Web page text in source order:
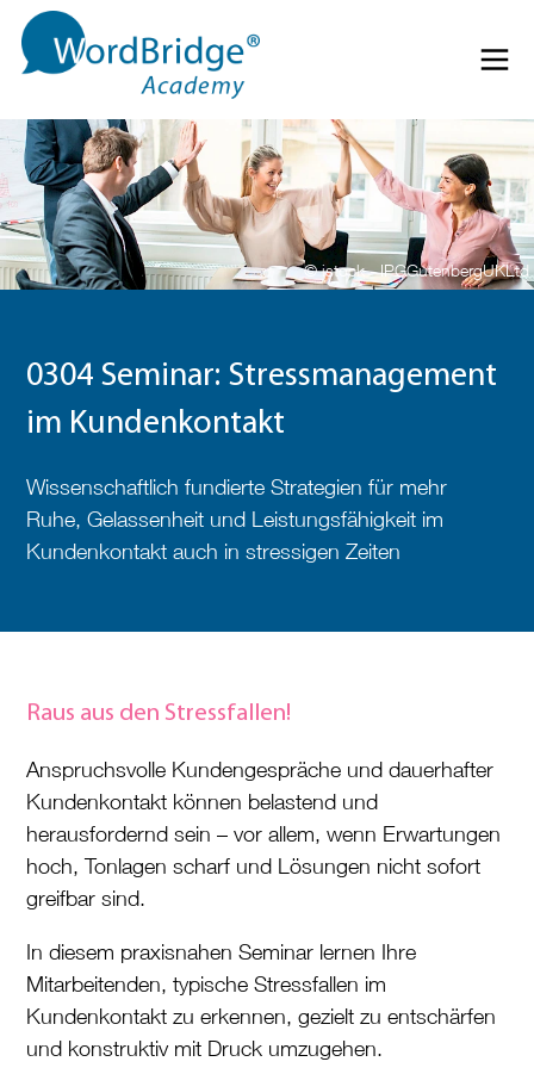
Direkt zum Inhalt springen
© istock - IPGGutenbergUKLtd
0304 Seminar: Stressmanagement
im Kundenkontakt
Wissenschaftlich fundierte Strategien für mehr
Ruhe, Gelassenheit und Leistungsfähigkeit im
Kundenkontakt auch in stressigen Zeiten
Raus aus den Stressfallen!
Anspruchsvolle Kundengespräche und dauerhafter
Kundenkontakt können belastend und
herausfordernd sein – vor allem, wenn Erwartungen
hoch, Tonlagen scharf und Lösungen nicht sofort
greifbar sind.
In diesem praxisnahen Seminar lernen Ihre
Mitarbeitenden, typische Stressfallen im
Kundenkontakt zu erkennen, gezielt zu entschärfen
und konstruktiv mit Druck umzugehen.